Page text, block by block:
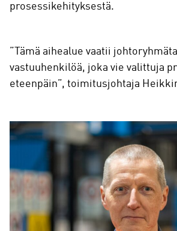
prosessikehityksestä.
”Tämä aihealue vaatii
vastuuhenkilöä, joka vie valittuja
eteenpäin”, toimitusjohtaja